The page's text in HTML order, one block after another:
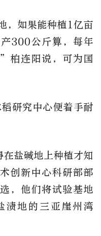
，如果能种植1亿亩
300公斤算，每年
柏连阳说，可为国
研究中心便着手耐
盐碱地上种植才知
创新中心科研部部
，他们将试验基地
渍地的三亚崖州湾